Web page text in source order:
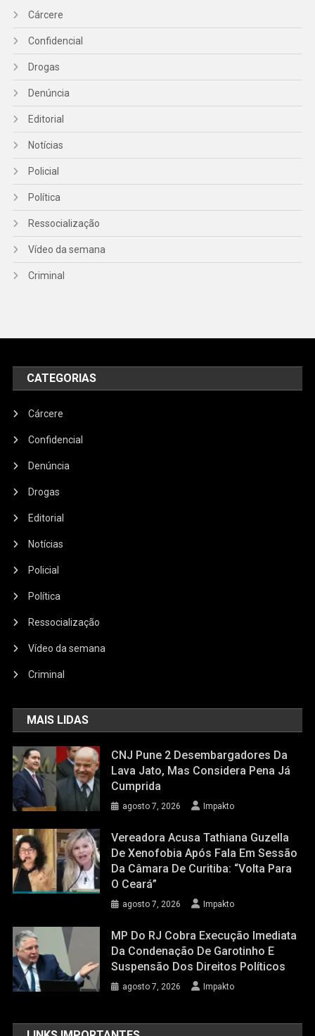
Cárcere
Confidencial
Drogas
Denúncia
Editorial
Notícias
Policial
Política
Ressocialização
Vídeo da semana
Criminal
CATEGORIAS
Cárcere
Confidencial
Denúncia
Drogas
Editorial
Notícias
Policial
Política
Ressocialização
Vídeo da semana
Criminal
MAIS LIDAS
CNJ Pune 2 Desembargadores Da
Lava Jato, Mas Considera Pena Já
Cumprida
agosto 7, 2026 Impakto
Vereadora Acusa Tathiana Guzella
De Xenofobia Após Fala Em Sessão
Da Câmara De Curitiba: “Volta Para
O Ceará”
agosto 7, 2026 Impakto
MP Do RJ Cobra Execução Imediata
Da Condenação De Garotinho E
Suspensão Dos Direitos Políticos
agosto 7, 2026 Impakto